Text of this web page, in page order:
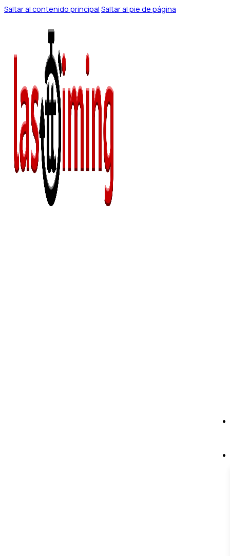
Saltar al contenido principal Saltar al pie de página